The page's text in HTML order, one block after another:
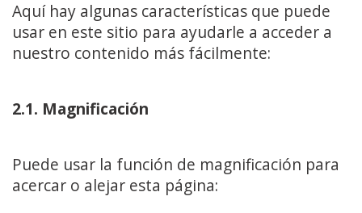
Aquí hay algunas características que puede
usar en este sitio para ayudarle a acceder a
nuestro contenido más fácilmente:
2.1. Magnificación
Puede usar la función de magnificación para
acercar o alejar esta página: